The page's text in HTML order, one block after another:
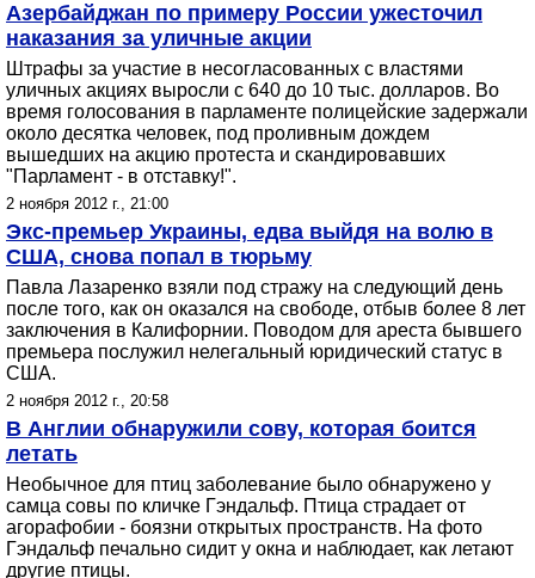
Азербайджан по примеру России ужесточил
наказания за уличные акции
Штрафы за участие в несогласованных с властями
уличных акциях выросли с 640 до 10 тыс. долларов. Во
время голосования в парламенте полицейские задержали
около десятка человек, под проливным дождем
вышедших на акцию протеста и скандировавших
"Парламент - в отставку!".
2 ноября 2012 г., 21:00
Экс-премьер Украины, едва выйдя на волю в
США, снова попал в тюрьму
Павла Лазаренко взяли под стражу на следующий день
после того, как он оказался на свободе, отбыв более 8 лет
заключения в Калифорнии. Поводом для ареста бывшего
премьера послужил нелегальный юридический статус в
США.
2 ноября 2012 г., 20:58
В Англии обнаружили сову, которая боится
летать
Необычное для птиц заболевание было обнаружено у
самца совы по кличке Гэндальф. Птица страдает от
агорафобии - боязни открытых пространств. На фото
Гэндальф печально сидит у окна и наблюдает, как летают
другие птицы.